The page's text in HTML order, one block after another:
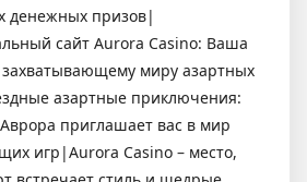
денежных призов|
сайт Aurora Casino: Ваша
захватывающему миру азартных
азартные приключения:
приглашает вас в мир
игр|Aurora Casino – место,